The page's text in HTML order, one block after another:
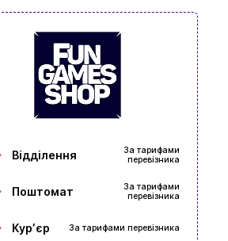
Відділення
За тарифами
перевізника
Поштомат
За тарифами
перевізника
Курʼєр За тарифами перевізника